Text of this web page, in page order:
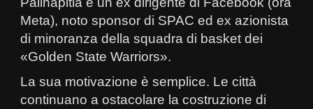
Meta), noto sponsor di SPAC ed ex azionista
di minoranza della squadra di basket dei
«Golden State Warriors».
La sua motivazione è semplice. Le città
continuano a ostacolare la costruzione di